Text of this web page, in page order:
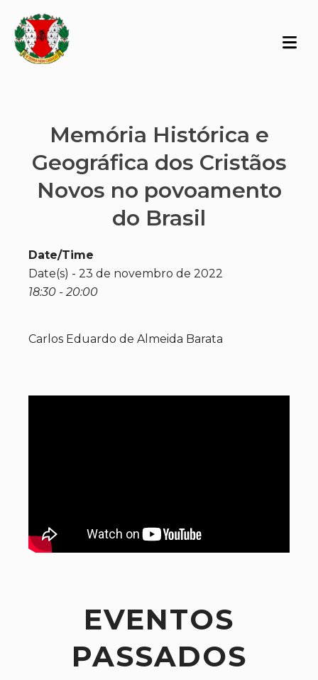
Memória Histórica e
Geográfica dos Cristãos
Novos no povoamento
do Brasil
Date/Time
Date(s) - 23 de novembro de 2022
18:30 - 20:00
Carlos Eduardo de Almeida Barata
EVENTOS
PASSADOS